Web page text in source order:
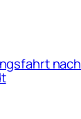
nach